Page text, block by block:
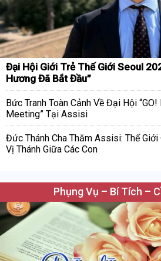
Đại Hội Giới Trẻ Thế Giới Seoul
Hương Đã Bắt Đầu”
Bức Tranh Toàn Cảnh Về Đại Hội
Meeting” Tại Assisi
Đức Thánh Cha Thăm Assisi: Thế
Vị Thánh Giữa Các Con
Phụng Vụ – Bí Tích –